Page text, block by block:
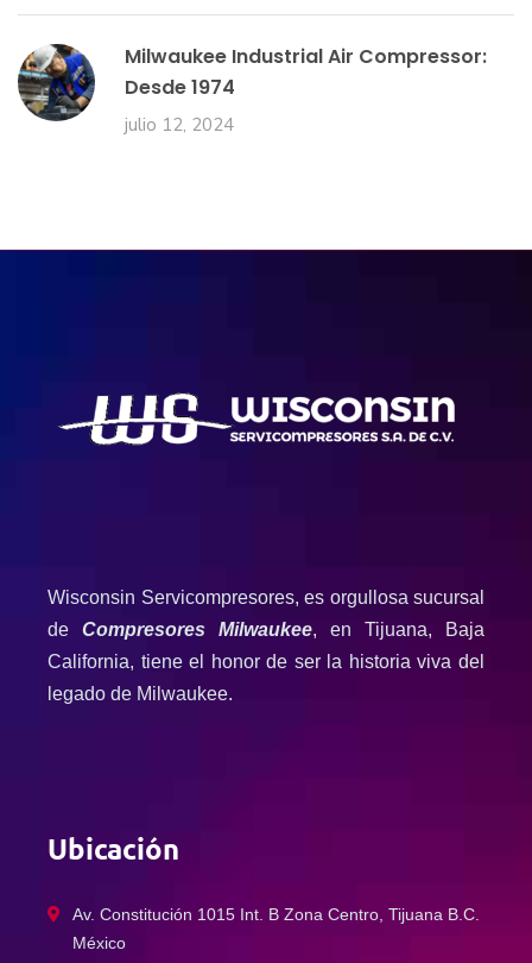
Milwaukee Industrial Air Compressor:
Desde 1974
julio 12, 2024
Wisconsin Servicompresores, es orgullosa sucursal
de Compresores Milwaukee, en Tijuana, Baja
California, tiene el honor de ser la historia viva del
legado de Milwaukee.
Ubicación
Av. Constitución 1015 Int. B Zona Centro, Tijuana B.C.
México